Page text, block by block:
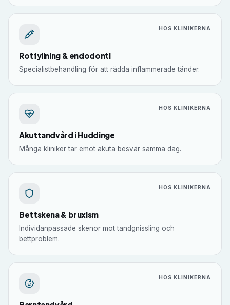
HOS KLINIKERNA
Rotfyllning & endodonti
Specialistbehandling för att rädda inflammerade tänder.
HOS KLINIKERNA
Akuttandvård i Huddinge
Många kliniker tar emot akuta besvär samma dag.
HOS KLINIKERNA
Bettskena & bruxism
Individanpassade skenor mot tandgnissling och
bettproblem.
HOS KLINIKERNA